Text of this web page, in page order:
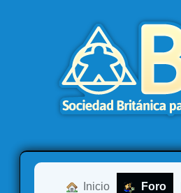
Inicio Foro